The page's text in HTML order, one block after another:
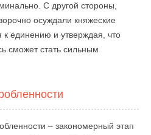
С другой стороны,
осуждали княжеские
единению и утверждая, что
сможет стать сильным
– закономерный этап